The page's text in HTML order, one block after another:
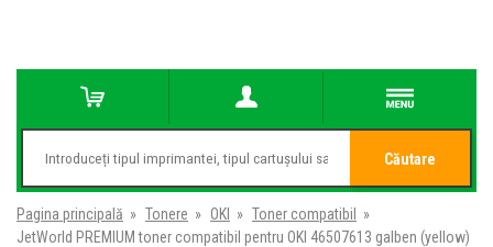
Căutare
Pagina principală » Tonere » OKI » Toner compatibil
»
JetWorld PREMIUM toner compatibil pentru OKI 46507613 galben (yellow)